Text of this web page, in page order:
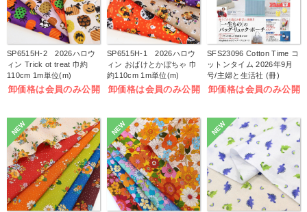
SP6515H-2 2026ハロウ
ィン Trick ot treat 巾約
110cm 1m単位(m)
卸価格は会員のみ公開
SP6515H-1 2026ハロウ
ィン おばけとかぼちゃ 巾
約110cm 1m単位(m)
卸価格は会員のみ公開
SFS23096 Cotton Time コ
ットンタイム 2026年9月
号/主婦と生活社 (冊)
卸価格は会員のみ公開
NEW NEW NEW